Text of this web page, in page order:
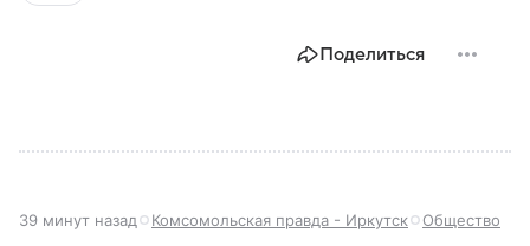
Поделиться
39 минут назад Комсомольская правда - Иркутск Общество